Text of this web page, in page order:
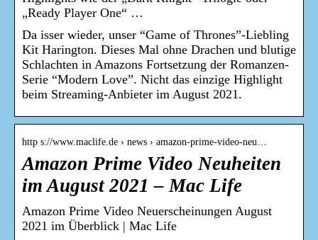
„Ready Player One“ …
Da isser wieder, unser “Game of Thrones”-Liebling
Kit Harington. Dieses Mal ohne Drachen und blutige
Schlachten in Amazons Fortsetzung der Romanzen-
Serie “Modern Love”. Nicht das einzige Highlight
beim Streaming-Anbieter im August 2021.
http s://www.maclife.de › news › amazon-prime-video-neu…
Amazon Prime Video Neuheiten
im August 2021 – Mac Life
Amazon Prime Video Neuerscheinungen August
2021 im Überblick | Mac Life